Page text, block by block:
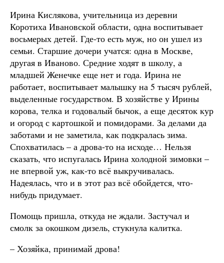
Ирина Кислякова, учительница из деревни
Коротиха Ивановской области, одна воспитывает
восьмерых детей. Где-то есть муж, но он ушел из
семьи. Старшие дочери учатся: одна в Москве,
другая в Иваново. Средние ходят в школу, а
младшей Женечке еще нет и года. Ирина не
работает, воспитывает малышку на 5 тысяч рублей,
выделенные государством. В хозяйстве у Ирины
корова, телка и годовалый бычок, а еще десяток кур
и огород с картошкой и помидорами. За делами да
заботами и не заметила, как подкралась зима.
Спохватилась – а дрова-то на исходе… Нельзя
сказать, что испугалась Ирина холодной зимовки –
не впервой уж, как-то всё выкручивалась.
Надеялась, что и в этот раз всё обойдется, что-
нибудь придумает.
Помощь пришла, откуда не ждали. Застучал и
смолк за окошком дизель, стукнула калитка.
– Хозяйка, принимай дрова!